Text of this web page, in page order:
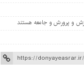
و پرورش و جامعه هستند